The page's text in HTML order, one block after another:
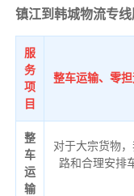
镇江到韩城物流专线
服
务
项
目
整车运输、零
整
车
运
输
对于大宗货物
路和合理安排